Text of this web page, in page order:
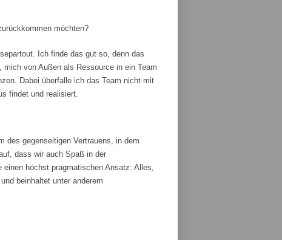
möchten?
Ich finde das gut so, denn das
von Außen als Ressource in ein Team
Dabei überfalle ich das Team nicht mit
findet und realisiert.
des gegenseitigen Vertrauens, in dem
dass wir auch Spaß in der
einen höchst pragmatischen Ansatz: Alles,
beinhaltet unter anderem